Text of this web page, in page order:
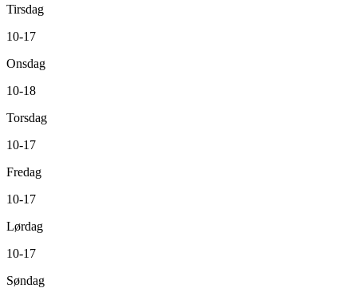
Tirsdag
10-17
Onsdag
10-18
Torsdag
10-17
Fredag
10-17
Lørdag
10-17
Søndag